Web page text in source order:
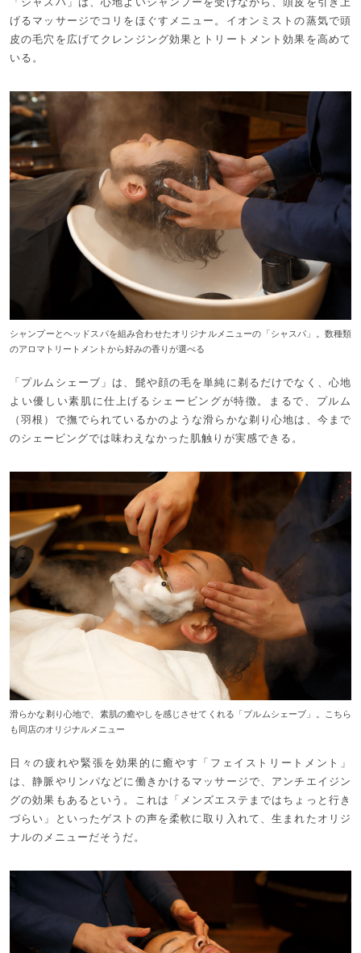
げるマッサージでコリをほぐすメニュー。イオンミストの蒸気で頭
皮の毛穴を広げてクレンジング効果とトリートメント効果を高めて
いる。
シャンプーとヘッドスパを組み合わせたオリジナルメニューの「シャスパ」。数種類
のアロマトリートメントから好みの香りが選べる
「プルムシェーブ」は、髭や顔の毛を単純に剃るだけでなく、心地
よい優しい素肌に仕上げるシェービングが特徴。まるで、プルム
（羽根）で撫でられているかのような滑らかな剃り心地は、今まで
のシェービングでは味わえなかった肌触りが実感できる。
滑らかな剃り心地で、素肌の癒やしを感じさせてくれる「プルムシェーブ」。こちら
も同店のオリジナルメニュー
日々の疲れや緊張を効果的に癒やす「フェイストリートメント」
は、静脈やリンパなどに働きかけるマッサージで、アンチエイジン
グの効果もあるという。これは「メンズエステまではちょっと行き
づらい」といったゲストの声を柔軟に取り入れて、生まれたオリジ
ナルのメニューだそうだ。